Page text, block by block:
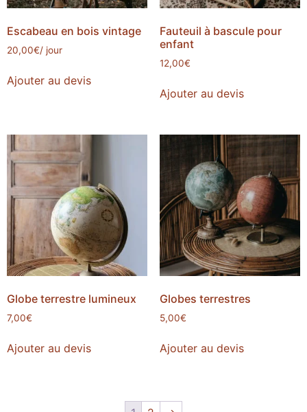
Escabeau en bois vintage
20,00€/ jour
Ajouter au devis
Fauteuil à bascule pour
enfant
12,00€
Ajouter au devis
Globe terrestre lumineux
7,00€
Ajouter au devis
Globes terrestres
5,00€
Ajouter au devis